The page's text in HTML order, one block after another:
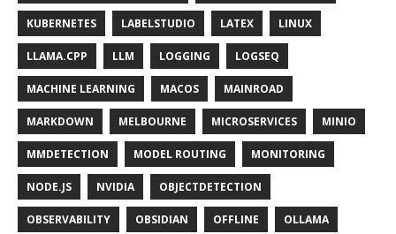
KUBERNETES LABELSTUDIO LATEX LINUX
LLAMA.CPP LLM LOGGING LOGSEQ
MACHINE LEARNING MACOS MAINROAD
MARKDOWN MELBOURNE MICROSERVICES MINIO
MMDETECTION MODEL ROUTING MONITORING
NODE.JS NVIDIA OBJECTDETECTION
OBSERVABILITY OBSIDIAN OFFLINE OLLAMA